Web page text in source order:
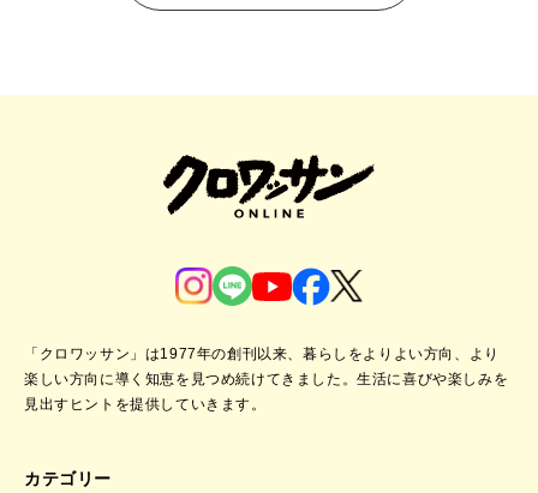
「クロワッサン」は1977年の創刊以来、暮らしをよりよい方向、より
楽しい方向に導く知恵を見つめ続けてきました。生活に喜びや楽しみを
見出すヒントを提供していきます。
カテゴリー